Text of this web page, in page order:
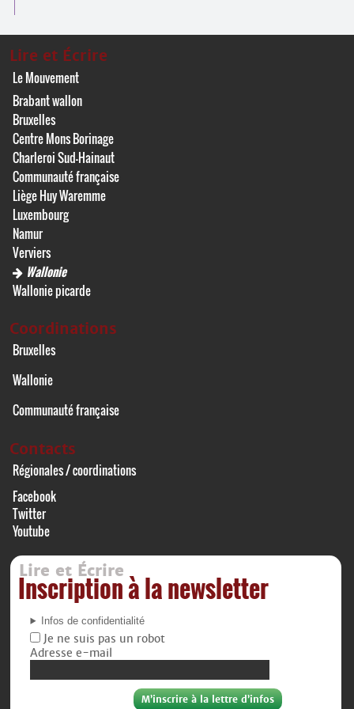
Lire et Écrire
Le Mouvement
Brabant wallon
Bruxelles
Centre Mons Borinage
Charleroi Sud-Hainaut
Communauté française
Liège Huy Waremme
Luxembourg
Namur
Verviers
Wallonie
Wallonie picarde
Coordinations
Bruxelles
Wallonie
Communauté française
Contacts
Régionales / coordinations
Facebook
Twitter
Youtube
Lire et Écrire
Inscription à la newsletter
Infos de confidentialité
Je ne suis pas un robot
Adresse e-mail